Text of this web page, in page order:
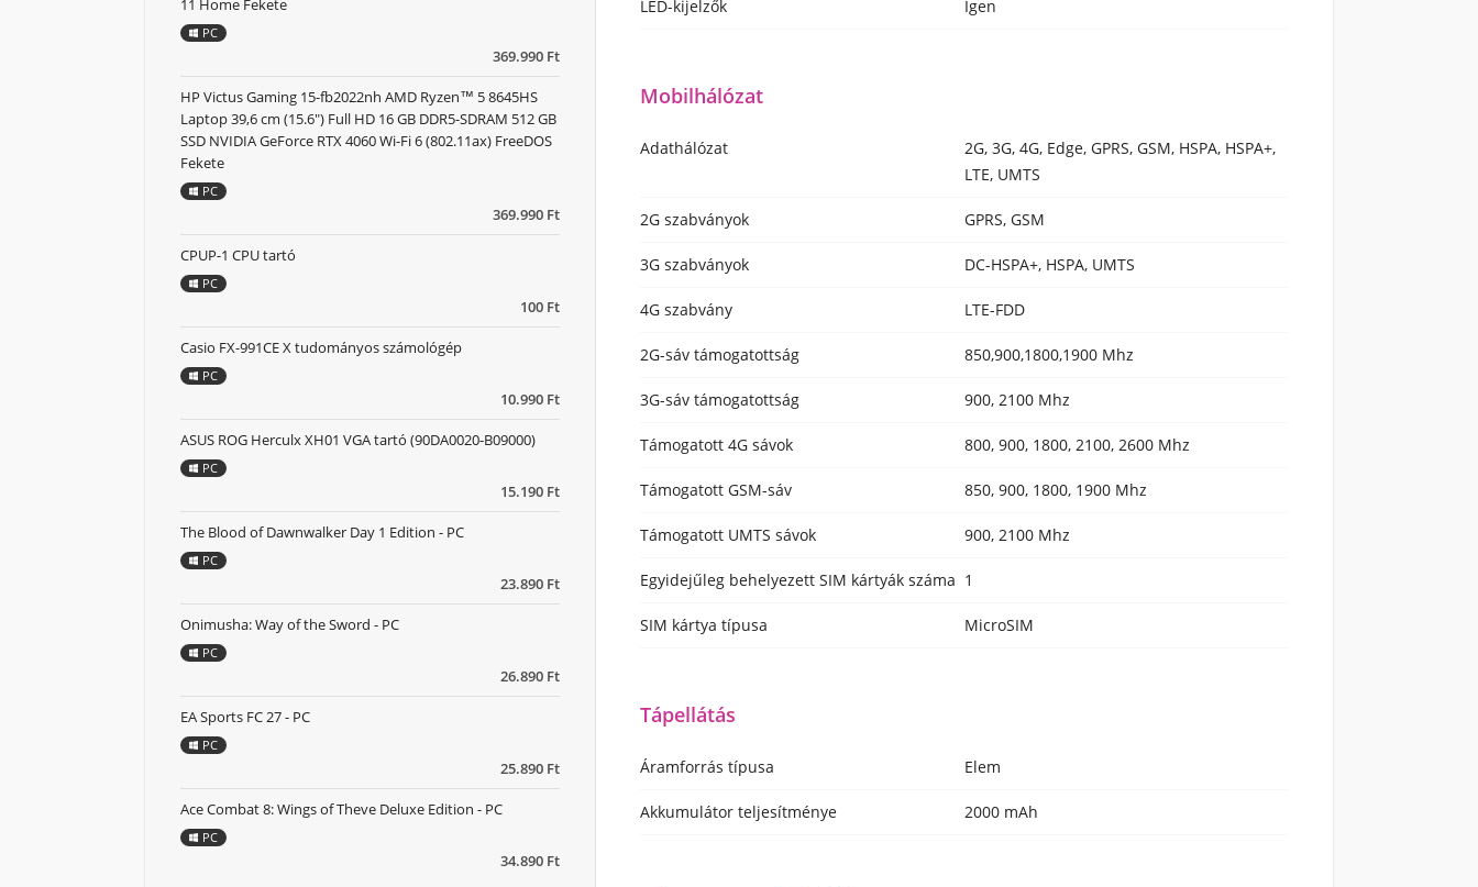
LED-kijelzők Igen
Mobilhálózat
Adathálózat
2G, 3G, 4G, Edge, GPRS, GSM, HSPA, HSPA+,
LTE, UMTS
2G szabványok GPRS, GSM
3G szabványok DC-HSPA+, HSPA, UMTS
4G szabvány LTE-FDD
2G-sáv támogatottság 850,900,1800,1900 Mhz
3G-sáv támogatottság 900, 2100 Mhz
Támogatott 4G sávok 800, 900, 1800, 2100, 2600 Mhz
Támogatott GSM-sáv 850, 900, 1800, 1900 Mhz
Támogatott UMTS sávok 900, 2100 Mhz
Egyidejűleg behelyezett SIM kártyák száma 1
SIM kártya típusa MicroSIM
Tápellátás
Áramforrás típusa Elem
Akkumulátor teljesítménye 2000 mAh
369.990 Ft
11 Home Fekete
PC
369.990 Ft
HP Victus Gaming 15-fb2022nh AMD Ryzen™ 5 8645HS
Laptop 39,6 cm (15.6") Full HD 16 GB DDR5-SDRAM 512 GB
SSD NVIDIA GeForce RTX 4060 Wi-Fi 6 (802.11ax) FreeDOS
Fekete
PC
100 Ft
CPUP-1 CPU tartó
PC
10.990 Ft
Casio FX-991CE X tudományos számológép
PC
15.190 Ft
ASUS ROG Herculx XH01 VGA tartó (90DA0020-B09000)
PC
23.890 Ft
The Blood of Dawnwalker Day 1 Edition - PC
PC
26.890 Ft
Onimusha: Way of the Sword - PC
PC
25.890 Ft
EA Sports FC 27 - PC
PC
34.890 Ft
Ace Combat 8: Wings of Theve Deluxe Edition - PC
PC